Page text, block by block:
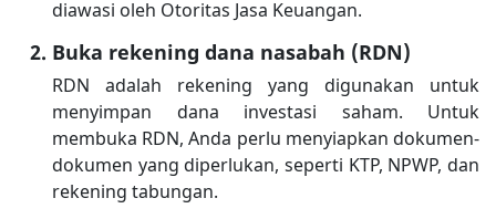
diawasi oleh Otoritas Jasa Keuangan.
Buka rekening dana nasabah (RDN)
RDN adalah rekening yang digunakan untuk
menyimpan dana investasi saham. Untuk
membuka RDN, Anda perlu menyiapkan dokumen-
dokumen yang diperlukan, seperti KTP, NPWP, dan
rekening tabungan.